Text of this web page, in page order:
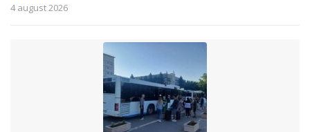
4 august 2026